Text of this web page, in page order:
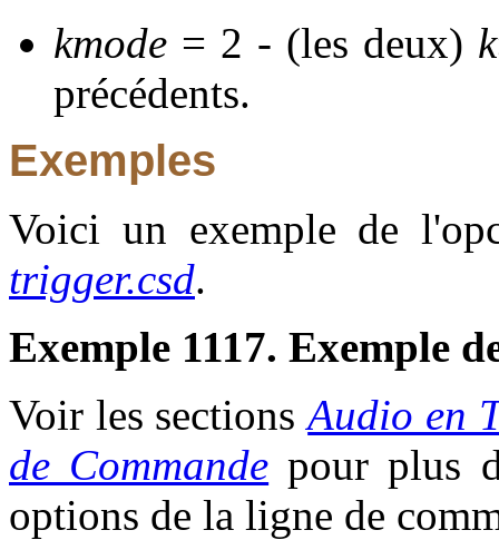
kmode = 2 - (les deux)
précédents.
Exemples
Voici un exemple de
trigger.csd.
Exemple 1117. Exemple
Voir les sectionsAudio en
de Commande pour plus
options de la ligne de